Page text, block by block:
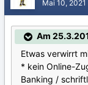
Mai 10, 2021
Am
Etwas verwirrt
* kein Online-
Banking /